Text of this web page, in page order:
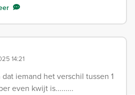
14:21
iemand het verschil tussen 1
even kwijt is.........